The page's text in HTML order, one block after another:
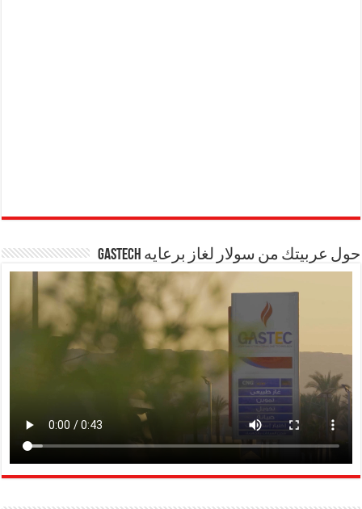
حول عربيتك من سولار لغاز برعايه GASTECH